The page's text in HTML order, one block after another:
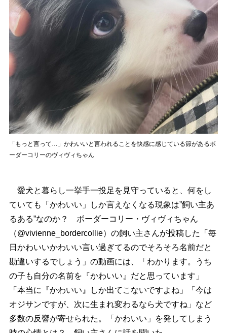
「もっと言って…」かわいいと言われることを快感に感じている節があるボ
ーダーコリーのヴィヴィちゃん
愛犬と暮らし一挙手一投足を見守っていると、何をし
ていても「かわいい」しか言えなくなる現象は”飼い主あ
るある”なのか？ ボーダーコリー・ヴィヴィちゃん
（@vivienne_bordercollie）の飼い主さんが投稿した「毎
日かわいいかわいい言い過ぎてるのでそろそろ名前だと
勘違いするでしょう」の動画には、「わかります。うち
の子も自分の名前を『かわいい』だと思っています」
「本当に『かわいい』しか出てこないですよね」「今は
オジサンですが、次に生まれ変わるなら犬ですね」など
多数の反響が寄せられた。「かわいい」を発してしまう